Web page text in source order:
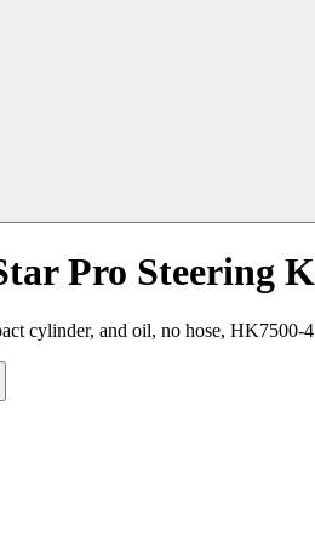
Pro Steering
cylinder, and oil, no hose, HK7500-4